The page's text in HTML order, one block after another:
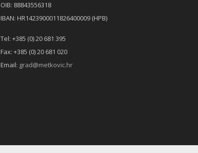
OIB: 88843556318
IBAN: HR1423900011826400009 (HPB)
Tel: +385 (0) 20 681 395
Fax: +385 (0) 20 681 020
Email: grad@metkovic.hr